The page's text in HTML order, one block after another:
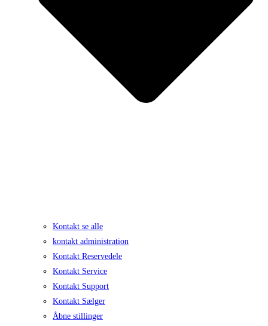
Kontakt se alle
kontakt administration
Kontakt Reservedele
Kontakt Service
Kontakt Support
Kontakt Sælger
Åbne stillinger